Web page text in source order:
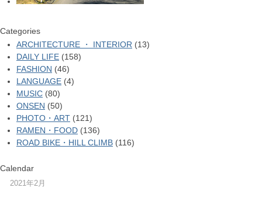
Categories
ARCHITECTURE ・ INTERIOR (13)
DAILY LIFE (158)
FASHION (46)
LANGUAGE (4)
MUSIC (80)
ONSEN (50)
PHOTO・ART (121)
RAMEN・FOOD (136)
ROAD BIKE・HILL CLIMB (116)
Calendar
2021年2月